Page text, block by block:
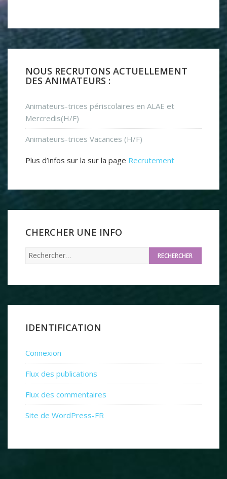
NOUS RECRUTONS ACTUELLEMENT
DES ANIMATEURS :
Animateurs-trices périscolaires en ALAE et
Mercredis(H/F)
Animateurs-trices Vacances (H/F)
Plus d’infos sur la sur la page Recrutement
CHERCHER UNE INFO
IDENTIFICATION
Connexion
Flux des publications
Flux des commentaires
Site de WordPress-FR